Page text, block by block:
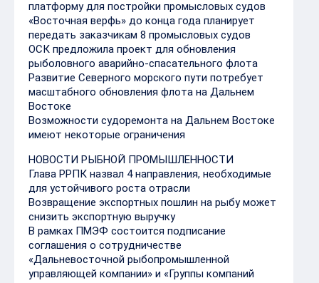
платформу для постройки промысловых судов
«Восточная верфь» до конца года планирует
передать заказчикам 8 промысловых судов
ОСК предложила проект для обновления
рыболовного аварийно-спасательного флота
Развитие Северного морского пути потребует
масштабного обновления флота на Дальнем
Востоке
Возможности судоремонта на Дальнем Востоке
имеют некоторые ограничения
НОВОСТИ РЫБНОЙ ПРОМЫШЛЕННОСТИ
Глава РРПК назвал 4 направления, необходимые
для устойчивого роста отрасли
Возвращение экспортных пошлин на рыбу может
снизить экспортную выручку
В рамках ПМЭФ состоится подписание
соглашения о сотрудничестве
«Дальневосточной рыбопромышленной
управляющей компании» и «Группы компаний